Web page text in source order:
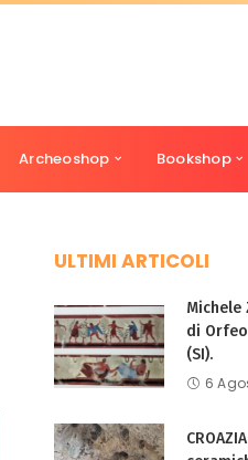
Archeoshop Bookshop
ULTIMI ARTICOLI
Michele
di
(SI).
6